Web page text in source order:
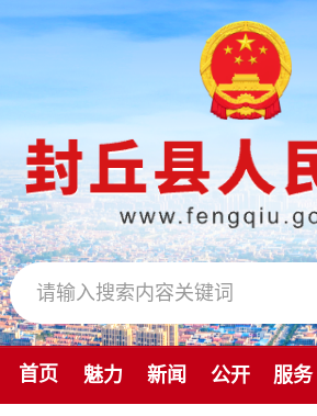
首页 魅力 新闻 公开 服务